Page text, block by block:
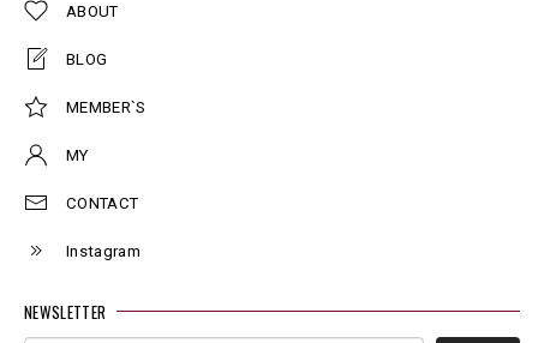
ABOUT
BLOG
MEMBER`S
MY
CONTACT
Instagram
NEWSLETTER